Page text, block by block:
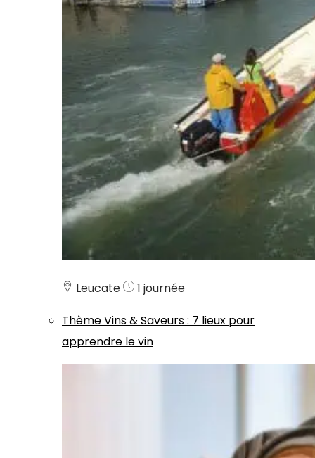
Leucate
1 journée
ThèmeVins & Saveurs: 7 lieux pour
apprendre le vin